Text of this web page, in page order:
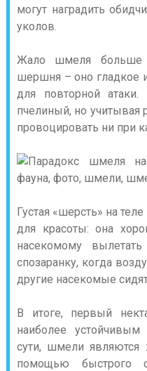
могут наградить
уколов.
Жало шмеля больше
шершня – оно гладкое
для повторной
пчелиный, но
провоцировать ни при
Густая «шерсть» на
для красоты: она
насекомому
спозаранку, когда
другие насекомые
В итоге, первый
наиболее
сути, шмели являются
помощью быстрого